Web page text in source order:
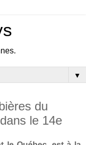
▼
du
le 14e